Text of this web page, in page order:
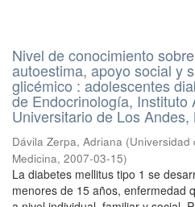
Nivel de conocimiento
autoestima, apoyo social y
glicémico : adolescentes
de Endocrinología, Instituto
Universitario de Los
Dávila Zerpa, Adriana (Universidad
Medicina, 2007-03-15)
La diabetes mellitus tipo 1 se
menores de 15 años, enfermedad